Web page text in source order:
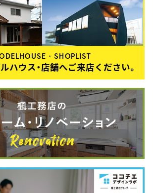
・SHOPLIST
ハウス・店舗へご来店ください。